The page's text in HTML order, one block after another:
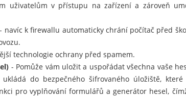
uživatelům v přístupu na zařízení a zároveň
- navíc k firewallu automaticky chrání počítač před
technologie ochrany před spamem.
- Pomůže vám uložit a uspořádat všechna vaše
ukládá do bezpečného šifrovaného úložiště,
pro vyplňování formulářů a generátor hesel,